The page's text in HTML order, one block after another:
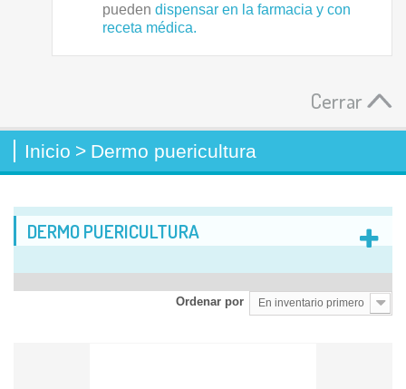
pueden dispensar en la farmacia y con
receta médica.
Cerrar
Inicio > Dermo puericultura
DERMO PUERICULTURA
Ordenar por En inventario primero